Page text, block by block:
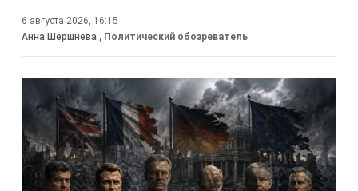
6 августа 2026, 16:15
Анна Шершнева , Политический обозреватель